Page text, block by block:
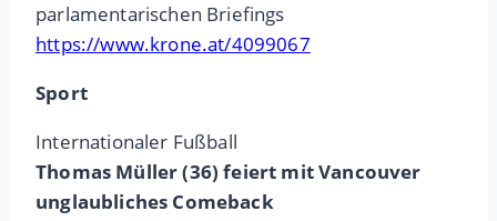
parlamentarischen Briefings
https://www.krone.at/4099067
Sport
Internationaler Fußball
Thomas Müller (36) feiert mit Vancouver
unglaubliches Comeback